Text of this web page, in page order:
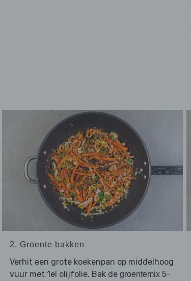
2. Groente bakken
Verhit een grote koekenpan op middelhoog
vuur met 1el olijfolie. Bak de groentemix5-